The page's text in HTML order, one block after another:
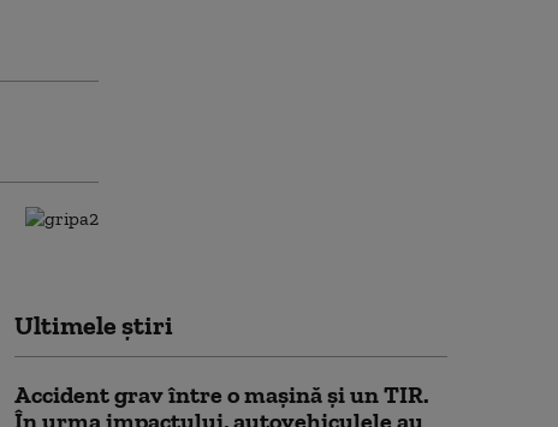
Ultimele știri
Accident grav între o mașină și un TIR.
În urma impactului, autovehiculele au